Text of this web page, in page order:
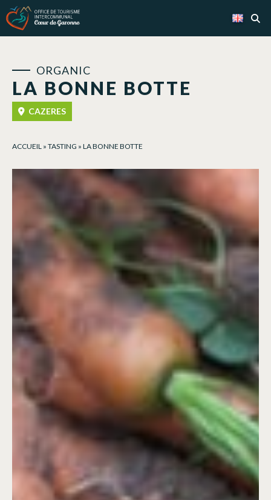
LA BONNE BOTTE
ORGANIC
CAZERES
ACCUEIL » TASTING » LA BONNE BOTTE
Cookies management panel